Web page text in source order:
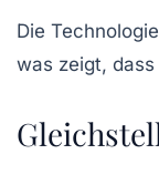
Die
was zeigt, dass